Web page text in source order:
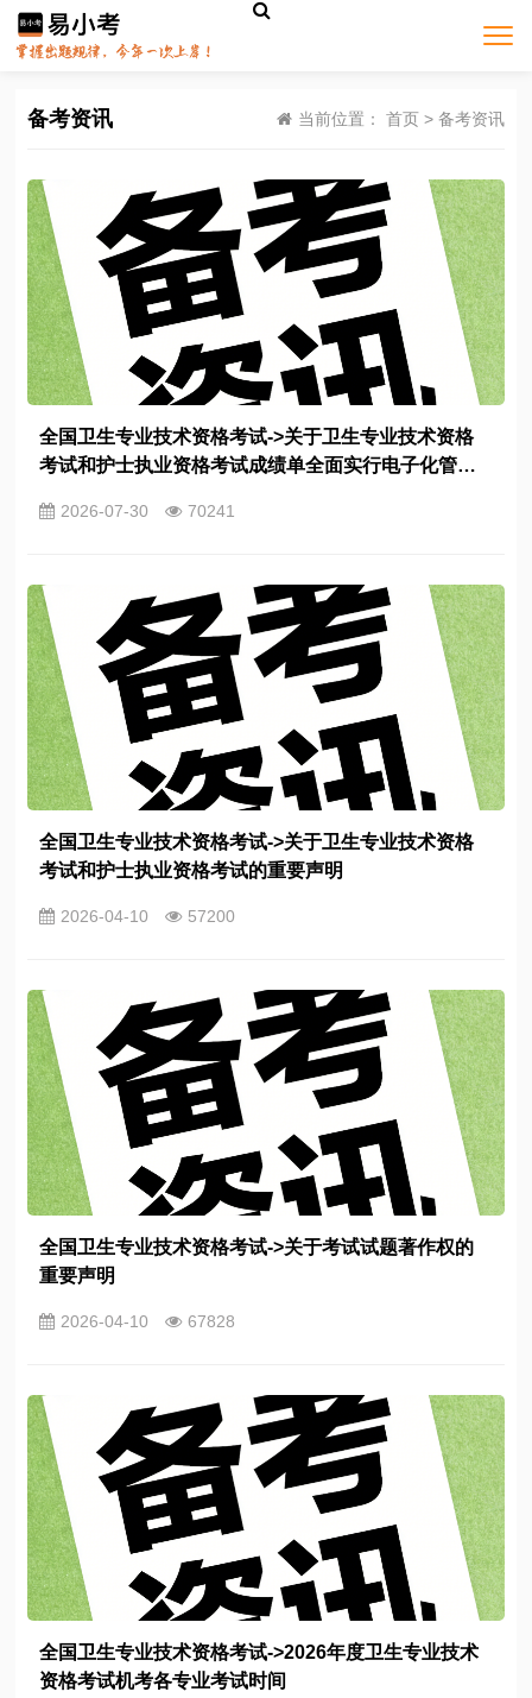
备考资讯 当前位置： 首页> 备考资讯
全国卫生专业技术资格考试->关于卫生专业技术资格
考试和护士执业资格考试成绩单全面实行电子化管理
2026-07-30 70241
全国卫生专业技术资格考试->关于卫生专业技术资格
考试和护士执业资格考试的重要声明
2026-04-10 57200
全国卫生专业技术资格考试->关于考试试题著作权的
重要声明
2026-04-10 67828
全国卫生专业技术资格考试->2026年度卫生专业技术
资格考试机考各专业考试时间